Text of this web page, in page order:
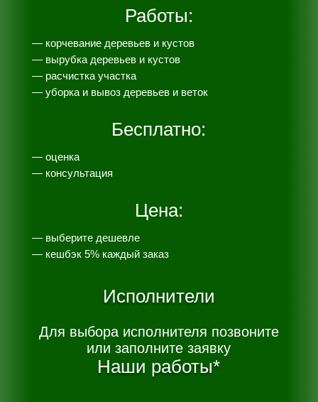
Работы:
— корчевание деревьев и кустов
— вырубка деревьев и кустов
— расчистка участка
— уборка и вывоз деревьев и веток
Бесплатно:
— оценка
— консультация
Цена:
— выберите дешевле
— кешбэк 5% каждый заказ
Исполнители
Для выбора исполнителя позвоните
или заполните заявку
Наши работы*